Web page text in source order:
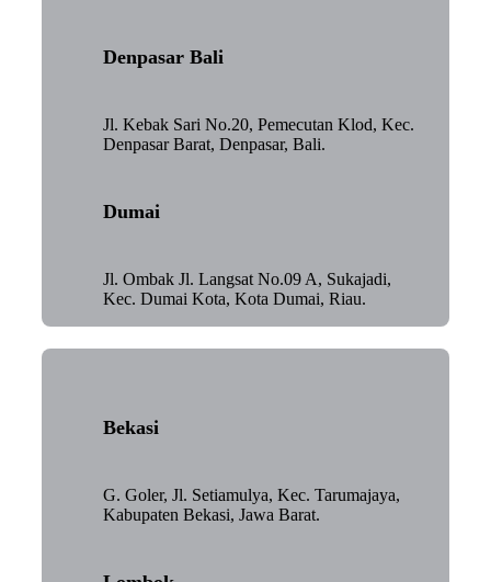
Denpasar Bali
Jl. Kebak Sari No.20, Pemecutan Klod, Kec.
Denpasar Barat, Denpasar, Bali.
Dumai
Jl. Ombak Jl. Langsat No.09 A, Sukajadi,
Kec. Dumai Kota, Kota Dumai, Riau.
Bekasi
G. Goler, Jl. Setiamulya, Kec. Tarumajaya,
Kabupaten Bekasi, Jawa Barat.